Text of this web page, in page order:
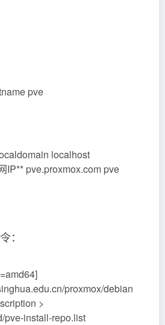
pve
localhost
IP** pve.proxmox.com pve
：
proxmox/debian
>
pve-install-repo.list